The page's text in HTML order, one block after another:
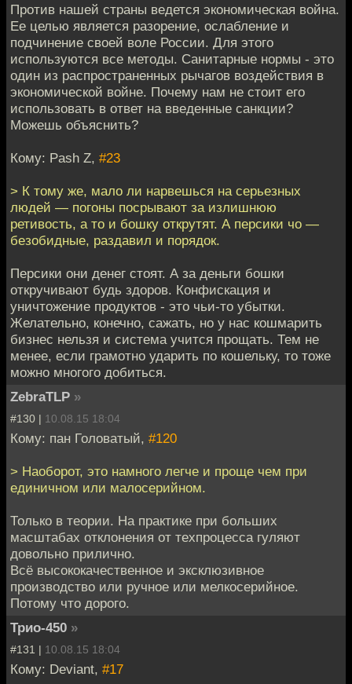
Против нашей страны ведется экономическая война.
Ее целью является разорение, ослабление и
подчинение своей воле России. Для этого
используются все методы. Санитарные нормы - это
один из распространенных рычагов воздействия в
экономической войне. Почему нам не стоит его
использовать в ответ на введенные санкции?
Можешь объяснить?
Кому: Pash Z, #23
> К тому же, мало ли нарвешься на серьезных
людей — погоны посрывают за излишнюю
ретивость, а то и бошку открутят. А персики чо —
безобидные, раздавил и порядок.
Персики они денег стоят. А за деньги бошки
откручивают будь здоров. Конфискация и
уничтожение продуктов - это чьи-то убытки.
Желательно, конечно, сажать, но у нас кошмарить
бизнес нельзя и система учится прощать. Тем не
менее, если грамотно ударить по кошельку, то тоже
можно многого добиться.
ZebraTLP »
#130 | 10.08.15 18:04
Кому: пан Головатый, #120
> Наоборот, это намного легче и проще чем при
единичном или малосерийном.
Только в теории. На практике при больших
масштабах отклонения от техпроцесса гуляют
довольно прилично.
Всё высококачественное и эксклюзивное
производство или ручное или мелкосерийное.
Потому что дорого.
Трио-450 »
#131 | 10.08.15 18:04
Кому: Deviant, #17